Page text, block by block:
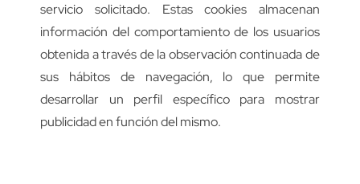
servicio solicitado. Estas cookies almacenan
información del comportamiento de los usuarios
obtenida a través de la observación continuada de
sus hábitos de navegación, lo que permite
desarrollar un perfil específico para mostrar
publicidad en función del mismo.